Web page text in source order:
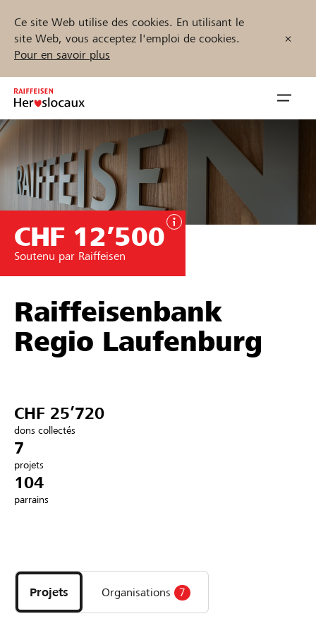
Ce site Web utilise des cookies. En utilisant le
site Web, vous acceptez l'emploi de cookies.
Pour en savoir plus
Inhalt
springen
öffnen
Parrainer
Soutien & assistance
Partenaires / Banques Raiffeisen
Se connecter
S'inscrire
Trouvez des projets et des organisations
Démarrez maintenant
CHF 12’500
Soutenu par Raiffeisen
Raiffeisenbank
Regio Laufenburg
CHF 25’720
dons collectés
7
projets
104
parrains
les
projets
et
Projets Organisations 7